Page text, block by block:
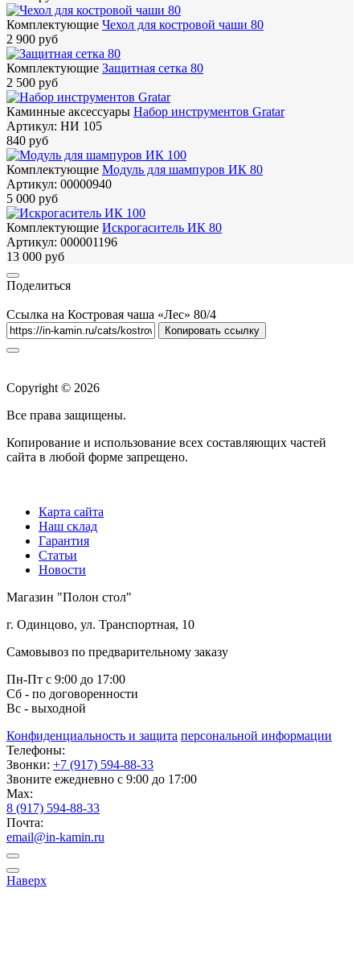
Комплектующие Чехол для костровой чаши 80
2 900 руб
Комплектующие Защитная сетка 80
2 500 руб
Каминные аксессуары Набор инструментов Gratar
Артикул: НИ 105
840 руб
Комплектующие Модуль для шампуров ИК 80
Артикул: 00000940
5 000 руб
Комплектующие Искрогаситель ИК 80
Артикул: 000001196
13 000 руб
Поделиться
Ссылка на Костровая чаша «Лес» 80/4
Копировать ссылку
Copyright © 2026
Все права защищены.
Копирование и использование всех составляющих частей
сайта в любой форме запрещено.
Карта сайта
Наш склад
Гарантия
Статьи
Новости
Магазин "Полон стол"
г. Одинцово, ул. Транспортная, 10
Самовывоз по предварительному заказу
Пн-Пт с 9:00 до 17:00
Сб - по договоренности
Вс - выходной
Конфиденциальность и защита персональной информации
Телефоны:
Звонки: +7 (917) 594-88-33
Звоните ежедневно с 9:00 до 17:00
Max:
8 (917) 594-88-33
Почта:
email@in-kamin.ru
Наверх